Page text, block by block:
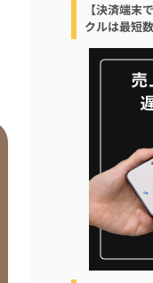
【決済端末
クルは最短